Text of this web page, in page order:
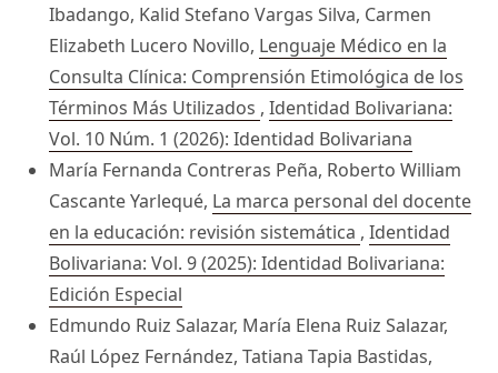
Ibadango, Kalid Stefano Vargas Silva, Carmen
Elizabeth Lucero Novillo, Lenguaje Médico en la
Consulta Clínica: Comprensión Etimológica de los
Términos Más Utilizados , Identidad Bolivariana:
Vol. 10 Núm. 1 (2026): Identidad Bolivariana
María Fernanda Contreras Peña, Roberto William
Cascante Yarlequé, La marca personal del docente
en la educación: revisión sistemática , Identidad
Bolivariana: Vol. 9 (2025): Identidad Bolivariana:
Edición Especial
Edmundo Ruiz Salazar, María Elena Ruiz Salazar,
Raúl López Fernández, Tatiana Tapia Bastidas,